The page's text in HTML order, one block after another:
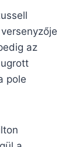
az
pole